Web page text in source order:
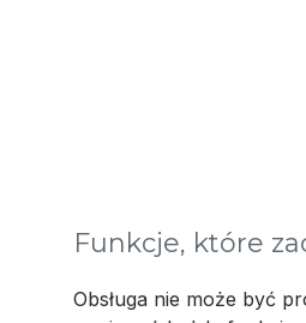
Funkcje, które
Obsługa nie może być